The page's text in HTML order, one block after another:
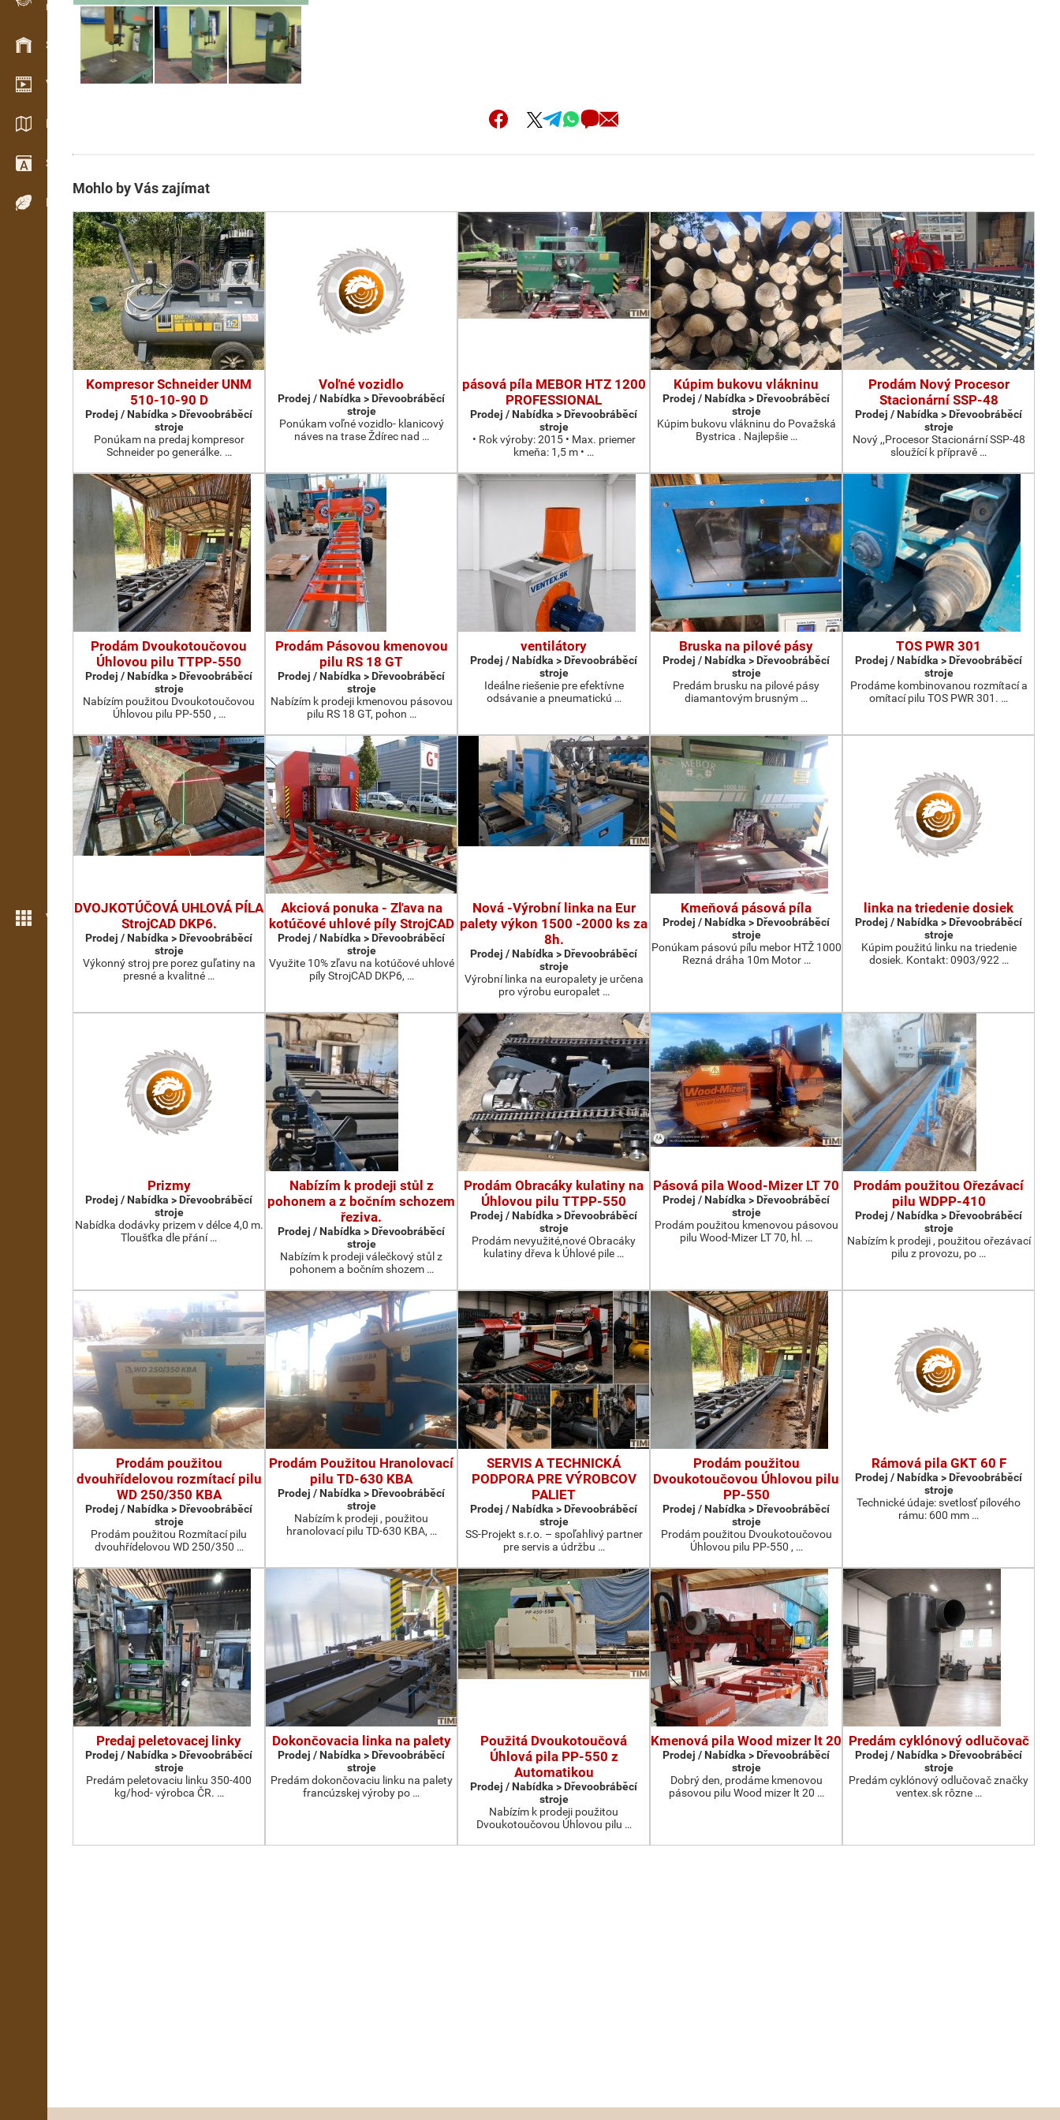
Evidence dřeva v terénu
Skladové hospodářství
Video showroom
Katalogy / Brožury
Slovník
Dřeviny
Více možností
Mohlo by Vás zajímat
Kompresor Schneider UNM
510-10-90 D
Prodej / Nabídka > Dřevoobráběcí
stroje
Ponúkam na predaj kompresor
Schneider po generálke. …
Voľné vozidlo
Prodej / Nabídka > Dřevoobráběcí
stroje
Ponúkam voľné vozidlo- klanicový
náves na trase Ždírec nad …
pásová píla MEBOR HTZ 1200
PROFESSIONAL
Prodej / Nabídka > Dřevoobráběcí
stroje
• Rok výroby: 2015 • Max. priemer
kmeňa: 1,5 m • …
Kúpim bukovu vlákninu
Prodej / Nabídka > Dřevoobráběcí
stroje
Kúpim bukovu vlákninu do Považská
Bystrica . Najlepšie …
Prodám Nový Procesor
Stacionární SSP-48
Prodej / Nabídka > Dřevoobráběcí
stroje
Nový ,,Procesor Stacionární SSP-48
sloužící k přípravě …
Prodám Dvoukotoučovou
Úhlovou pilu TTPP-550
Prodej / Nabídka > Dřevoobráběcí
stroje
Nabízím použitou Dvoukotoučovou
Úhlovou pilu PP-550 , …
Prodám Pásovou kmenovou
pilu RS 18 GT
Prodej / Nabídka > Dřevoobráběcí
stroje
Nabízím k prodeji kmenovou pásovou
pilu RS 18 GT, pohon …
ventilátory
Prodej / Nabídka > Dřevoobráběcí
stroje
Ideálne riešenie pre efektívne
odsávanie a pneumatickú …
Bruska na pilové pásy
Prodej / Nabídka > Dřevoobráběcí
stroje
Predám brusku na pilové pásy
diamantovým brusným …
TOS PWR 301
Prodej / Nabídka > Dřevoobráběcí
stroje
Prodáme kombinovanou rozmítací a
omítací pilu TOS PWR 301. …
DVOJKOTÚČOVÁ UHLOVÁ PÍLA
StrojCAD DKP6.
Prodej / Nabídka > Dřevoobráběcí
stroje
Výkonný stroj pre porez guľatiny na
presné a kvalitné …
Akciová ponuka - Zľava na
kotúčové uhlové píly StrojCAD
Prodej / Nabídka > Dřevoobráběcí
stroje
Využite 10% zľavu na kotúčové uhlové
píly StrojCAD DKP6, …
Nová -Výrobní linka na Eur
palety výkon 1500 -2000 ks za
8h.
Prodej / Nabídka > Dřevoobráběcí
stroje
Výrobní linka na europalety je určena
pro výrobu europalet …
Kmeňová pásová píla
Prodej / Nabídka > Dřevoobráběcí
stroje
Ponúkam pásovú pílu mebor HTŽ 1000
Rezná dráha 10m Motor …
linka na triedenie dosiek
Prodej / Nabídka > Dřevoobráběcí
stroje
Kúpim použitú linku na triedenie
dosiek. Kontakt: 0903/922 …
Prizmy
Prodej / Nabídka > Dřevoobráběcí
stroje
Nabídka dodávky prizem v délce 4,0 m.
Tloušťka dle přání …
Nabízím k prodeji stůl z
pohonem a z bočním schozem
řeziva.
Prodej / Nabídka > Dřevoobráběcí
stroje
Nabízím k prodeji válečkový stůl z
pohonem a bočním shozem …
Prodám Obracáky kulatiny na
Úhlovou pilu TTPP-550
Prodej / Nabídka > Dřevoobráběcí
stroje
Prodám nevyužité,nové Obracáky
kulatiny dřeva k Úhlové pile …
Pásová pila Wood-Mizer LT 70
Prodej / Nabídka > Dřevoobráběcí
stroje
Prodám použitou kmenovou pásovou
pilu Wood-Mizer LT 70, hl. …
Prodám použitou Ořezávací
pilu WDPP-410
Prodej / Nabídka > Dřevoobráběcí
stroje
Nabízím k prodeji , použitou ořezávací
pilu z provozu, po …
Prodám použitou
dvouhřídelovou rozmítací pilu
WD 250/350 KBA
Prodej / Nabídka > Dřevoobráběcí
stroje
Prodám použitou Rozmítací pilu
dvouhřídelovou WD 250/350 …
Prodám Použitou Hranolovací
pilu TD-630 KBA
Prodej / Nabídka > Dřevoobráběcí
stroje
Nabízím k prodeji , použitou
hranolovací pilu TD-630 KBA, …
SERVIS A TECHNICKÁ
PODPORA PRE VÝROBCOV
PALIET
Prodej / Nabídka > Dřevoobráběcí
stroje
SS-Projekt s.r.o. – spoľahlivý partner
pre servis a údržbu …
Prodám použitou
Dvoukotoučovou Úhlovou pilu
PP-550
Prodej / Nabídka > Dřevoobráběcí
stroje
Prodám použitou Dvoukotoučovou
Úhlovou pilu PP-550 , …
Rámová pila GKT 60 F
Prodej / Nabídka > Dřevoobráběcí
stroje
Technické údaje: svetlosť pílového
rámu: 600 mm …
Predaj peletovacej linky
Prodej / Nabídka > Dřevoobráběcí
stroje
Predám peletovaciu linku 350-400
kg/hod- výrobca ČR. …
Dokončovacia linka na palety
Prodej / Nabídka > Dřevoobráběcí
stroje
Predám dokončovaciu linku na palety
francúzskej výroby po …
Použitá Dvoukotoučová
Úhlová pila PP-550 z
Automatikou
Prodej / Nabídka > Dřevoobráběcí
stroje
Nabízím k prodeji použitou
Dvoukotoučovou Úhlovou pilu …
Kmenová pila Wood mizer lt 20
Prodej / Nabídka > Dřevoobráběcí
stroje
Dobrý den, prodáme kmenovou
pásovou pilu Wood mizer lt 20 …
Predám cyklónový odlučovač
Prodej / Nabídka > Dřevoobráběcí
stroje
Predám cyklónový odlučovač značky
ventex.sk rôzne …